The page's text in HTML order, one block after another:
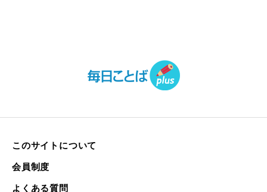
このサイトについて
会員制度
よくある質問